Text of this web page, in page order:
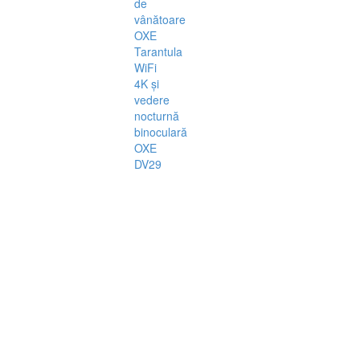
de
vânătoare
OXE
Tarantula
WiFi
4K și
vedere
nocturnă
binoculară
OXE
DV29